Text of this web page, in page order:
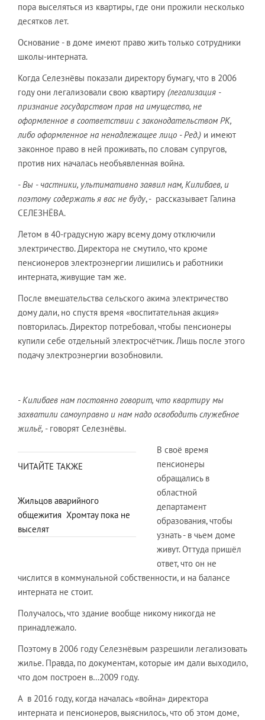
пора выселяться из квартиры, где они прожили несколько
десятков лет.
Основание - в доме имеют право жить только сотрудники
школы-интерната.
Когда Селезнёвы показали директору бумагу, что в 2006
году они легализовали свою квартиру (легализация -
признание государством прав на имущество, не
оформленное в соответствии с законодательством РК,
либо оформленное на ненадлежащее лицо - Ред.) и имеют
законное право в ней проживать, по словам супругов,
против них началась необъявленная война.
- Вы - частники, ультимативно заявил нам, Килибаев, и
поэтому содержать я вас не буду, - рассказывает Галина
СЕЛЕЗНЁВА.
Летом в 40-градусную жару всему дому отключили
электричество. Директора не смутило, что кроме
пенсионеров электроэнергии лишились и работники
интерната, живущие там же.
После вмешательства сельского акима электричество
дому дали, но спустя время «воспитательная акция»
повторилась. Директор потребовал, чтобы пенсионеры
купили себе отдельный электросчётчик. Лишь после этого
подачу электроэнергии возобновили.
- Килибаев нам постоянно говорит, что квартиру мы
захватили самоуправно и нам надо освободить служебное
жильё, - говорят Селезнёвы.
ЧИТАЙТЕ ТАКЖЕ
Жильцов аварийного
общежития Хромтау пока не
выселят
В своё время
пенсионеры
обращались в
областной
департамент
образования, чтобы
узнать - в чьем доме
живут. Оттуда пришёл
ответ, что он не
числится в коммунальной собственности, и на балансе
интерната не стоит.
Получалось, что здание вообще никому никогда не
принадлежало.
Поэтому в 2006 году Селезнёвым разрешили легализовать
жилье. Правда, по документам, которые им дали выходило,
что дом построен в…2009 году.
А в 2016 году, когда началась «война» директора
интерната и пенсионеров, выяснилось, что об этом доме,